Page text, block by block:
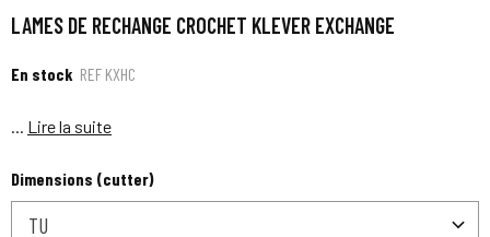
LAMES DE RECHANGE CROCHET KLEVER EXCHANGE
En stock REF KXHC
... Lire la suite
Dimensions (cutter)
TU